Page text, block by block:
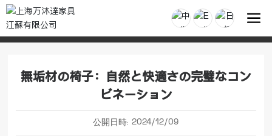
無垢材の椅子：自然と快適さの完璧なコン
ビネーション
公開日時: 2024/12/09